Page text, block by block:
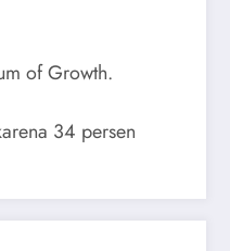
of Growth.
34 persen